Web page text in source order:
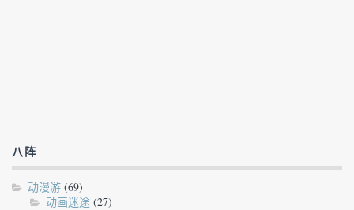
八阵
动漫游 (69)
动画迷途 (27)